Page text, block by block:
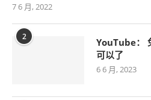
7 6 月, 2022
2
YouTube：
可以了
6 6 月, 2023